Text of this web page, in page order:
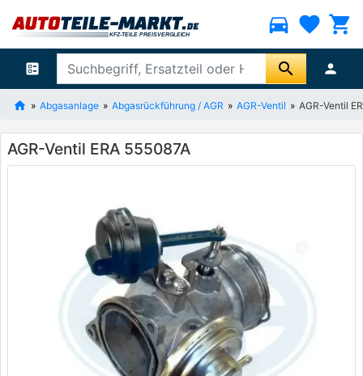
directions_car favorite shopping_cart
ballot search person
Abgasanlage Abgasrückführung / AGR AGR-Ventil AGR-Ventil
AGR-Ventil ERA 555087A